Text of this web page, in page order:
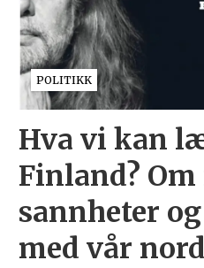
POLITIKK
Hva vi kan
Finland?
sannheter
med vår